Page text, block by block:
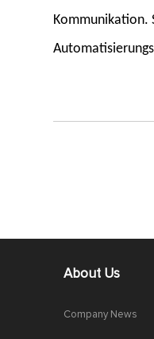
Kommunikation.
About Us
Company News